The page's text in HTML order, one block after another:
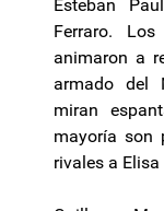
Esteban
Ferraro.
animaron a
armado del
miran
mayoría son
rivales a